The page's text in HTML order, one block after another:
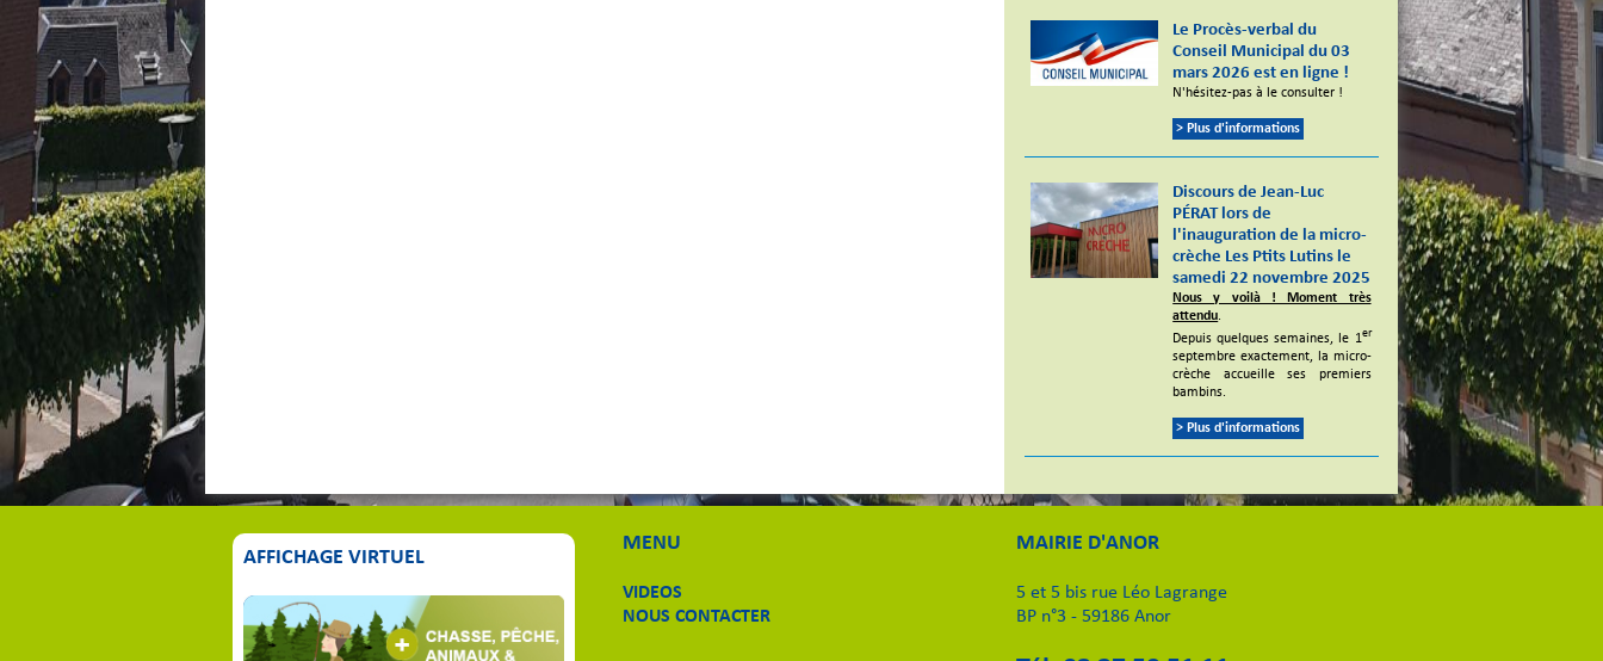
Le Procès-verbal du
Conseil Municipal du 03
mars 2026 est en ligne !
N'hésitez-pas à le consulter !
> Plus d'informations
Discours de Jean-Luc
PÉRAT lors de
l'inauguration de la micro-
crèche Les Ptits Lutins le
samedi 22 novembre 2025
Nous y voilà ! Moment très
attendu.
Depuis quelques semaines, le 1er
septembre exactement, la micro-
crèche accueille ses premiers
bambins.
> Plus d'informations
AFFICHAGE VIRTUEL
MENU
VIDEOS
NOUS CONTACTER
MAIRIE D'ANOR
5 et 5 bis rue Léo Lagrange
BP n°3 - 59186 Anor